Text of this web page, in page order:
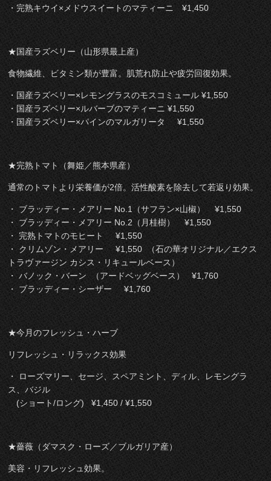
・完熟キウイ×メドウスイートのマティーニ ¥1,450
★国産ラズベリー（山形県最上産）
食物繊維、ビタミン類が豊富。肌荒れ防止や疲労回復効果。
・国産ラズベリー×レモングラスのモスコミュール ¥1,550
・国産ラズベリー×ルバーブのマティーニ ¥1,550
・国産ラズベリー×パインのマルガリータ ¥1,550
★完熟トマト（舞姫／熊本県産）
通常のトマトより栄養価が2倍。活性酸素を除去して若返り効果。
・ ブラッディー・メアリー No.1（サフラン×山椒） ¥1,550
・ ブラッディー・メアリー No.2（月桂樹） ¥1,550
・ 完熟トマトのモヒート ¥1,550
・ クリムゾン・メアリー ¥1,550 （石の華オリジナル／エクス
トラヴァージン カシス・リキュールベース）
・ バノック・バーン （アードベッグベース） ¥1,760
・ ブラッディー・シーザー ¥1,760
★今月のフレッシュ・ハーブ
リフレッシュ・リラックス効果
・ ローズマリー、セージ、スペアミント、ディル、レモングラ
ス、バジル
(ショート/ロング) ¥1,450 / ¥1,550
★薔薇（ダマスク・ローズ／ブルガリア産）
美容・リフレッシュ効果。